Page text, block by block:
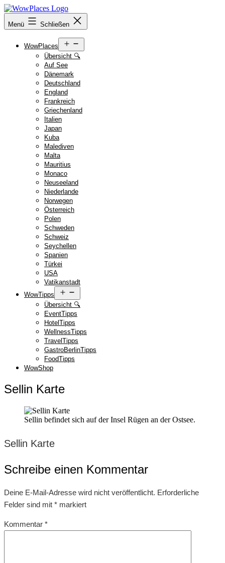
Zum
Inhalt
springen
Reiseblog
WowPlaces.de
Menü Schließen
WowPlaces
öffnen
Übersicht 🔍
Auf See
Dänemark
Deutschland
England
Frankreich
Griechenland
Italien
Japan
Kuba
Malediven
Malta
Mauritius
Monaco
Neuseeland
Niederlande
Norwegen
Österreich
Polen
Schweden
Schweiz
Seychellen
Spanien
Türkei
USA
Vatikanstadt
WowTipps
öffnen
Übersicht 🔍
EventTipps
HotelTipps
WellnessTipps
TravelTipps
GastroBerlinTipps
FoodTipps
WowShop
Sellin Karte
Sellin befindet sich auf der Insel Rügen an der Ostsee.
Sellin Karte
Schreibe einen Kommentar
Deine E-Mail-Adresse wird nicht veröffentlicht. Erforderliche
Felder sind mit * markiert
Kommentar *